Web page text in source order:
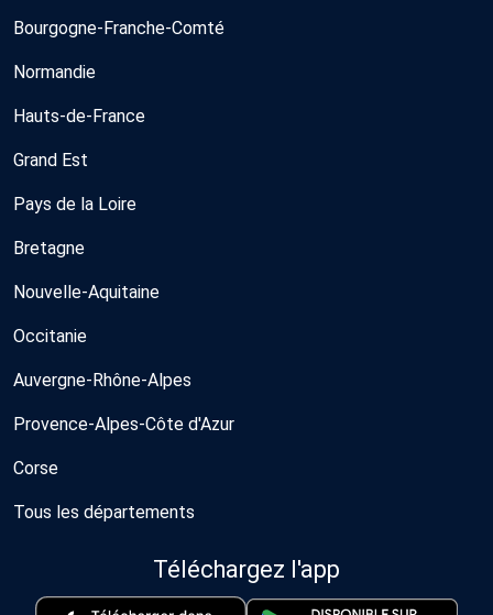
Bourgogne-Franche-Comté
Normandie
Hauts-de-France
Grand Est
Pays de la Loire
Bretagne
Nouvelle-Aquitaine
Occitanie
Auvergne-Rhône-Alpes
Provence-Alpes-Côte d'Azur
Corse
Tous les départements
Téléchargez l'app